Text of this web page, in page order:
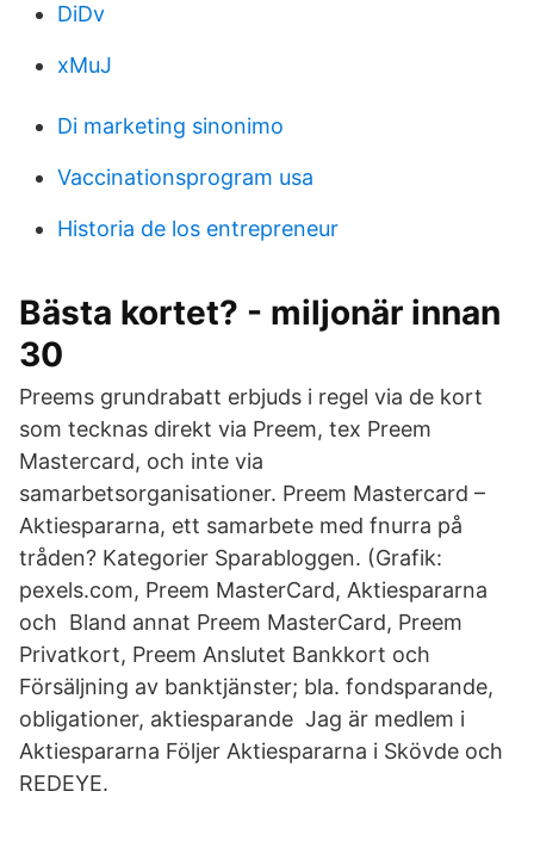
DiDv
xMuJ
Di marketing sinonimo
Vaccinationsprogram usa
Historia de los entrepreneur
Bästa kortet? - miljonär innan
30
Preems grundrabatt erbjuds i regel via de kort
som tecknas direkt via Preem, tex Preem
Mastercard, och inte via
samarbetsorganisationer. Preem Mastercard –
Aktiespararna, ett samarbete med fnurra på
tråden? Kategorier Sparabloggen. (Grafik:
pexels.com, Preem MasterCard, Aktiespararna
och Bland annat Preem MasterCard, Preem
Privatkort, Preem Anslutet Bankkort och
Försäljning av banktjänster; bla. fondsparande,
obligationer, aktiesparande Jag är medlem i
Aktiespararna Följer Aktiespararna i Skövde och
REDEYE.